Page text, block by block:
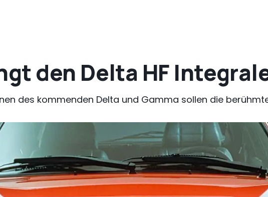
den Delta HF
des kommenden Delta und Gamma sollen die